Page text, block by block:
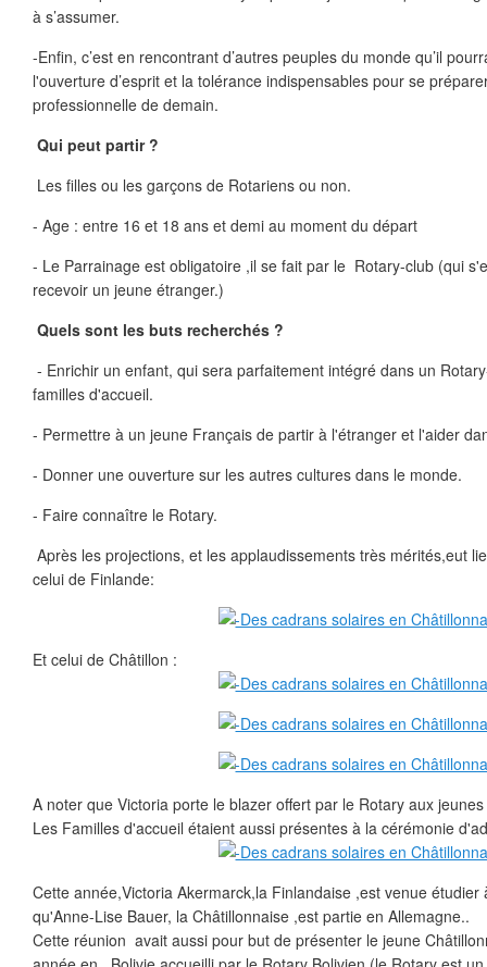
à s’assumer.
-Enfin, c’est en rencontrant d’autres peuples du monde qu’il
l'ouverture d’esprit et la tolérance indispensables pour se
professionnelle de demain.
Qui peut partir ?
Les filles ou les garçons de Rotariens ou non.
- Age : entre 16 et 18 ans et demi au moment du départ
- Le Parrainage est obligatoire ,il se fait par le Rotary-club (qui
recevoir un jeune étranger.)
Quels sont les buts recherchés ?
- Enrichir un enfant, qui sera parfaitement intégré dans un
familles d'accueil.
- Permettre à un jeune Français de partir à l'étranger et l'aider
- Donner une ouverture sur les autres cultures dans le monde.
- Faire connaître le Rotary.
Après les projections, et les applaudissements très mérités,eut
celui de Finlande:
Et celui de Châtillon :
A noter que Victoria porte le blazer offert par le Rotary aux
Les Familles d'accueil étaient aussi présentes à la cérémonie
Cette année,Victoria Akermarck,la Finlandaise ,est venue
qu'Anne-Lise Bauer, la Châtillonnaise ,est partie en Allemagne..
Cette réunion avait aussi pour but de présenter le jeune